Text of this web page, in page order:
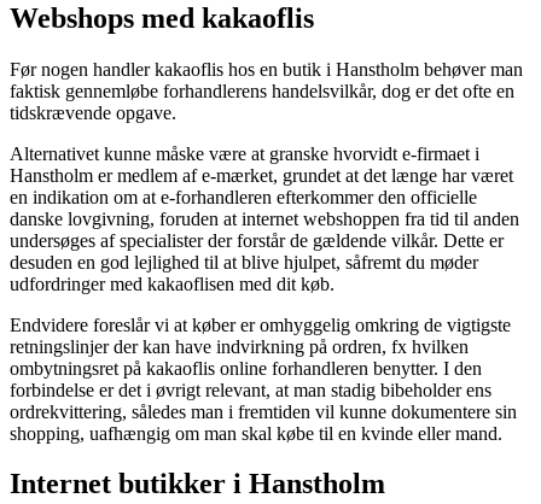
Webshops med kakaoflis
Før nogen handler kakaoflis hos en butik i Hanstholm behøver man
faktisk gennemløbe forhandlerens handelsvilkår, dog er det ofte en
tidskrævende opgave.
Alternativet kunne måske være at granske hvorvidt e-firmaet i
Hanstholm er medlem af e-mærket, grundet at det længe har været
en indikation om at e-forhandleren efterkommer den officielle
danske lovgivning, foruden at internet webshoppen fra tid til anden
undersøges af specialister der forstår de gældende vilkår. Dette er
desuden en god lejlighed til at blive hjulpet, såfremt du møder
udfordringer med kakaoflisen med dit køb.
Endvidere foreslår vi at køber er omhyggelig omkring de vigtigste
retningslinjer der kan have indvirkning på ordren, fx hvilken
ombytningsret på kakaoflis online forhandleren benytter. I den
forbindelse er det i øvrigt relevant, at man stadig bibeholder ens
ordrekvittering, således man i fremtiden vil kunne dokumentere sin
shopping, uafhængig om man skal købe til en kvinde eller mand.
Internet butikker i Hanstholm